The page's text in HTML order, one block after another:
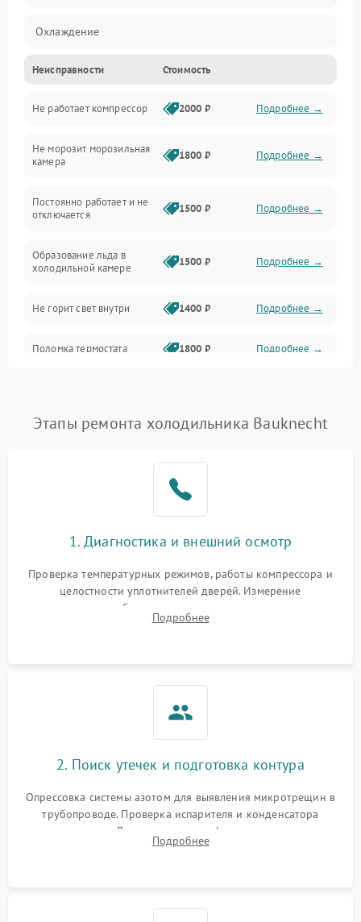
Охлаждение
Механика
Электропитание
Дренаж
Неисправности Стоимость
Не работает компрессор 2000 ₽ Подробнее →
Не морозит морозильная
камера
1800 ₽ Подробнее →
Постоянно работает и не
отключается
1500 ₽ Подробнее →
Образование льда в
холодильной камере
1500 ₽ Подробнее →
Не горит свет внутри 1400 ₽ Подробнее →
Поломка термостата 1800 ₽ Подробнее →
Поломка системы No Frost 2600 ₽ Подробнее →
работе
2000 ₽ Подробнее →
1000 ₽
1800 ₽
Этапы ремонта холодильника Bauknecht
1. Диагностика и внешний осмотр
Проверка температурных режимов, работы компрессора и
целостности уплотнителей дверей. Измерение
сопротивления обмоток мотора, проверка термостата и
считывание кодов ошибок с электронного дисплея.
Подробнее
2. Поиск утечек и подготовка контура
Опрессовка системы азотом для выявления микротрещин в
трубопроводе. Проверка испарителя и конденсатора
течеискателем. Демонтаж старого фильтра-осушителя и
продувка капиллярной трубки для устранения засоров.
Подробнее